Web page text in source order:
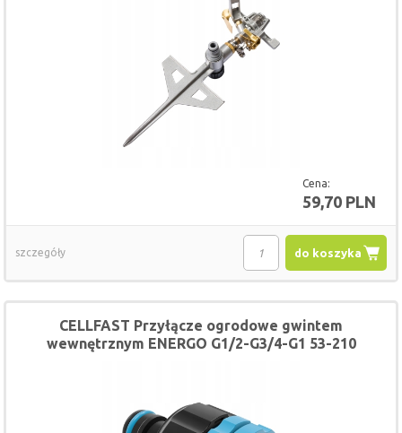
Cena:
59,70 PLN
do koszyka
szczegóły
CELLFAST Przyłącze ogrodowe gwintem
wewnętrznym ENERGO G1/2-G3/4-G1 53-210